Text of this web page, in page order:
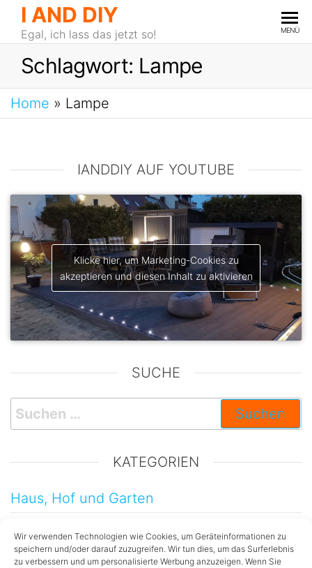
Wir verwenden Technologien wie Cookies, um Geräteinformationen zu
speichern und/oder darauf zuzugreifen. Wir tun dies, um das Surferlebnis
zu verbessern und um personalisierte Werbung anzuzeigen. Wenn Sie
I AND DIY
Egal, ich lass das jetzt so! MENÜ
Schlagwort: Lampe
Home » Lampe
IANDDIY AUF YOUTUBE
Klicke hier, um Marketing-Cookies zu
akzeptieren und diesen Inhalt zu aktivieren
SUCHE
KATEGORIEN
Haus, Hof und Garten
Testberichte